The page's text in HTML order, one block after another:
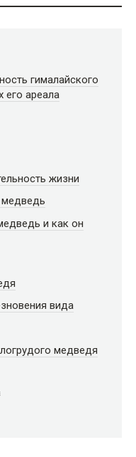
гималайского
его ареала
жизни
медведь
и как он
вида
медведя